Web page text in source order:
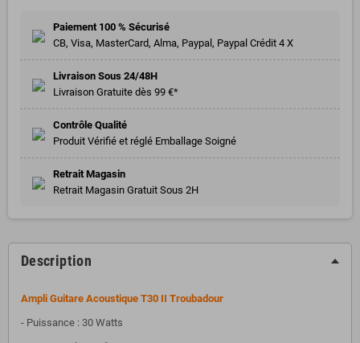
Paiement 100 % Sécurisé
CB, Visa, MasterCard, Alma, Paypal, Paypal Crédit 4 X
Livraison Sous 24/48H
Livraison Gratuite dès 99 €*
Contrôle Qualité
Produit Vérifié et réglé Emballage Soigné
Retrait Magasin
Retrait Magasin Gratuit Sous 2H
Description
Ampli Guitare Acoustique T30 II Troubadour
- Puissance : 30 Watts